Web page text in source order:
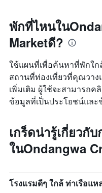
พักที่ไหนใน
Marketดี?
ใช้แผนที่เพื่อค้นหาที่พักใก
สถานที่ท่องเที่ยวที่คุณวา
เพิ่มเติม ผู้ใช้จะสามารถ
ข้อมูลที่เป็นประโยชน์และ
เกร็ดน่ารู้เกี่ยวกั
ในOndangwa
โรงแรมดีๆ ใกล้ ท่าเรือแ